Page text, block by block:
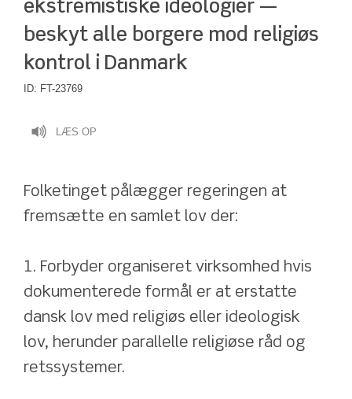
ekstremistiske ideologier —
beskyt alle borgere mod religiøs
kontrol i Danmark
ID: FT-23769
LÆS OP
Folketinget pålægger regeringen at
fremsætte en samlet lov der:
1. Forbyder organiseret virksomhed hvis
dokumenterede formål er at erstatte
dansk lov med religiøs eller ideologisk
lov, herunder parallelle religiøse råd og
retssystemer.